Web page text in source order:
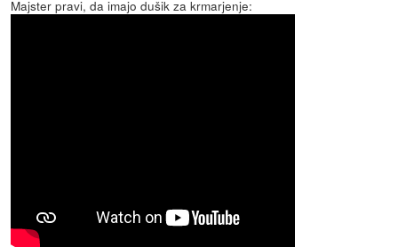
Majster pravi, da imajo dušik za krmarjenje: